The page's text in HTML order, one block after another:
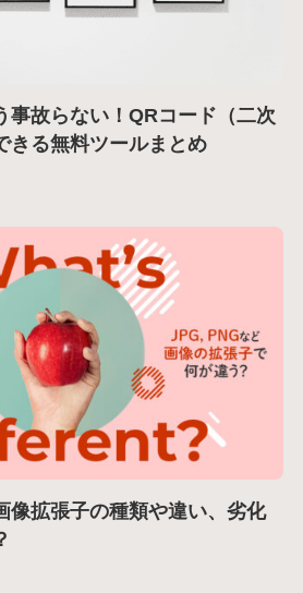
事故らない！QRコード（二次
きる無料ツールまとめ
像拡張子の種類や違い、劣化